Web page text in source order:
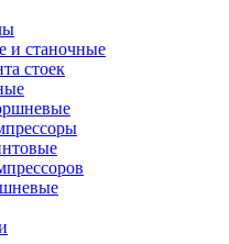
и станочные
стоек